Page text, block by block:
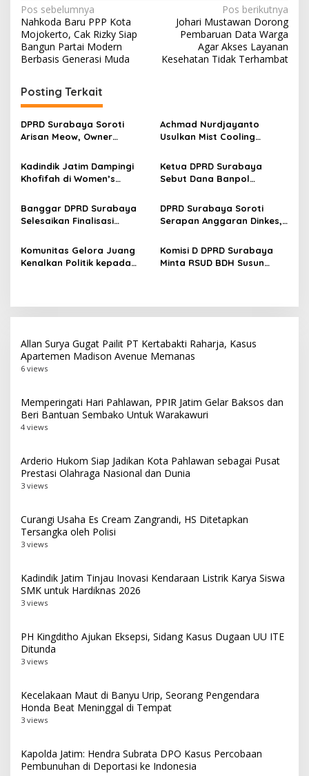
N
a
v
i
g
a
s
i
p
o
s
Pos sebelumnya
Nahkoda Baru PPP Kota
Mojokerto, Cak Rizky Siap
Bangun Partai Modern
Berbasis Generasi Muda
Pos berikutnya
Johari Mustawan Dorong
Pembaruan Data Warga
Agar Akses Layanan
Kesehatan Tidak Terhambat
Posting Terkait
DPRD Surabaya Soroti
Arisan Meow, Owner
Member Secara Bertahap
Achmad Nurdjayanto
Usulkan Mist Cooling
Surabaya di Tengah Cuaca
Panas
Kadindik Jatim Dampingi
Khofifah di Women’s
Perkuat Kepemimpinan
Perempuan untuk Indonesia
Ketua DPRD Surabaya
Sebut Dana Banpol
Pendidikan Politik
Masyarakat
Banggar DPRD Surabaya
Selesaikan Finalisasi
2025, Paripurna Digelar 27
Juli
DPRD Surabaya Soroti
Serapan Anggaran Dinkes,
Layanan Kesehatan Jadi
Perhatian
Komunitas Gelora Juang
Kenalkan Politik kepada
Komisi D DPRD Surabaya
Minta RSUD BDH Susun
Allan Surya Gugat Pailit PT Kertabakti Raharja, Kasus
Apartemen Madison Avenue Memanas
6 views
Memperingati Hari Pahlawan, PPIR Jatim Gelar Baksos dan
Beri Bantuan Sembako Untuk Warakawuri
4 views
Arderio Hukom Siap Jadikan Kota Pahlawan sebagai Pusat
Prestasi Olahraga Nasional dan Dunia
3 views
Curangi Usaha Es Cream Zangrandi, HS Ditetapkan
Tersangka oleh Polisi
3 views
Kadindik Jatim Tinjau Inovasi Kendaraan Listrik Karya Siswa
SMK untuk Hardiknas 2026
3 views
PH Kingditho Ajukan Eksepsi, Sidang Kasus Dugaan UU ITE
Ditunda
3 views
Kecelakaan Maut di Banyu Urip, Seorang Pengendara
Honda Beat Meninggal di Tempat
3 views
Kapolda Jatim: Hendra Subrata DPO Kasus Percobaan
Pembunuhan di Deportasi ke Indonesia